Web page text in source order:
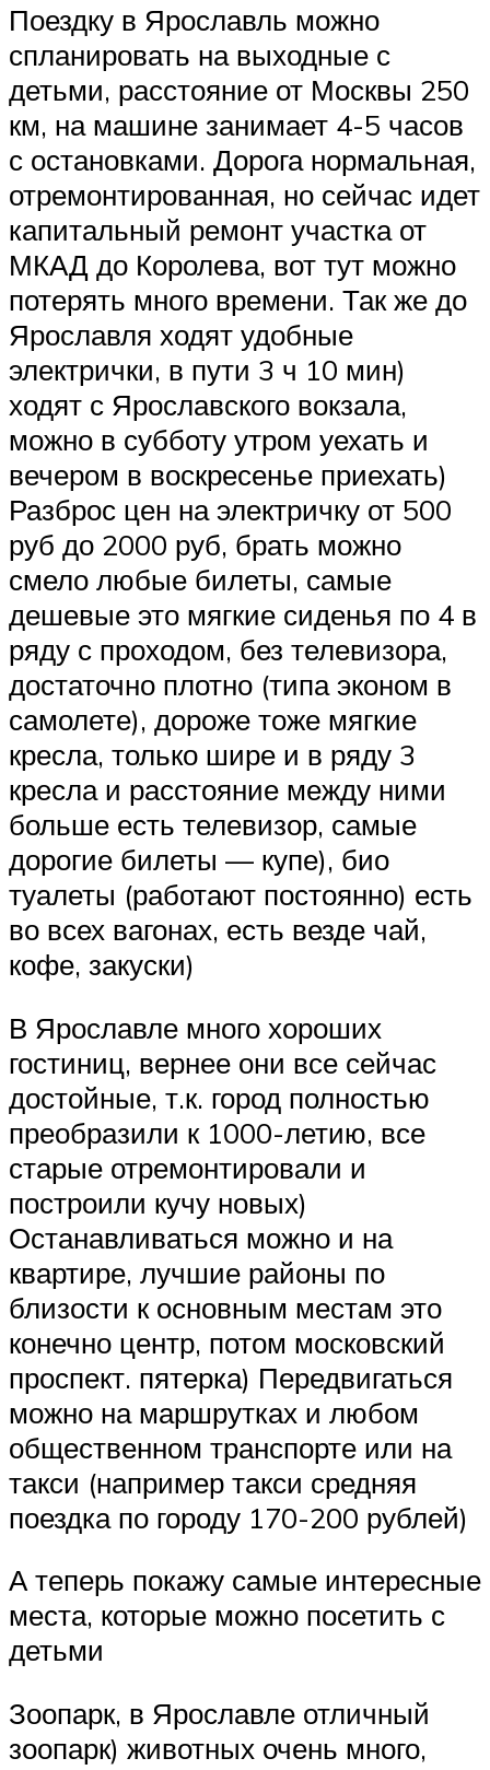
Поездку в Ярославль можно
спланировать на выходные с
детьми, расстояние от Москвы 250
км, на машине занимает 4-5 часов
с остановками. Дорога нормальная,
отремонтированная, но сейчас идет
капитальный ремонт участка от
МКАД до Королева, вот тут можно
потерять много времени. Так же до
Ярославля ходят удобные
электрички, в пути 3 ч 10 мин)
ходят с Ярославского вокзала,
можно в субботу утром уехать и
вечером в воскресенье приехать)
Разброс цен на электричку от 500
руб до 2000 руб, брать можно
смело любые билеты, самые
дешевые это мягкие сиденья по 4 в
ряду с проходом, без телевизора,
достаточно плотно (типа эконом в
самолете), дороже тоже мягкие
кресла, только шире и в ряду 3
кресла и расстояние между ними
больше есть телевизор, самые
дорогие билеты — купе), био
туалеты (работают постоянно) есть
во всех вагонах, есть везде чай,
кофе, закуски)
В Ярославле много хороших
гостиниц, вернее они все сейчас
достойные, т.к. город полностью
преобразили к 1000-летию, все
старые отремонтировали и
построили кучу новых)
Останавливаться можно и на
квартире, лучшие районы по
близости к основным местам это
конечно центр, потом московский
проспект. пятерка) Передвигаться
можно на маршрутках и любом
общественном транспорте или на
такси (например такси средняя
поездка по городу 170-200 рублей)
А теперь покажу самые интересные
места, которые можно посетить с
детьми
Зоопарк, в Ярославле отличный
зоопарк) животных очень много,